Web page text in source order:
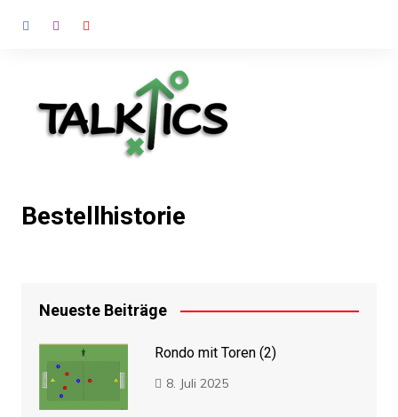
Inhalt
Bestellhistorie
Neueste Beiträge
Rondo mit Toren (2)
8. Juli 2025